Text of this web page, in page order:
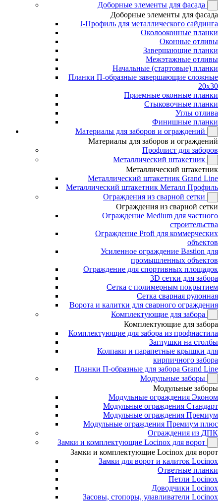
Доборные элементы для фасада
Доборные элементы для фасада
J-Профиль для металлического сайдинга
Околооконные планки
Оконные отливы
Завершающие планки
Межэтажные отливы
Начальные (стартовые) планки
Планки П-образные завершающие сложные
20x30
Приемные оконные планки
Стыковочные планки
Углы отлива
Финишные планки
Материалы для заборов и ограждений
Материалы для заборов и ограждений
Профлист для заборов
Металлический штакетник
Металлический штакетник
Металлический штакетник Grand Line
Металлический штакетник Металл Профиль
Ограждения из сварной сетки
Ограждения из сварной сетки
Ограждение Medium для частного
строительства
Ограждение Profi для коммерческих
объектов
Усиленное ограждение Bastion для
промышленных объектов
Ограждение для спортивных площадок
3D сетки для забора
Сетка с полимерным покрытием
Сетка сварная рулонная
Ворота и калитки для сварного ограждения
Комплектующие для забора
Комплектующие для забора
Комплектующие для забора из профнастила
Заглушки на столбы
Колпаки и парапетные крышки для
кирпичного забора
Планки П-образные для забора Grand Line
Модульные заборы
Модульные заборы
Модульные ограждения Эконом
Модульные ограждения Стандарт
Модульные ограждения Премиум
Модульные ограждения Премиум плюс
Ограждения из ДПК
Замки и комплектующие Locinox для ворот
Замки и комплектующие Locinox для ворот
Замки для ворот и калиток Locinox
Ответные планки
Петли Locinox
Доводчики Locinox
Засовы, стопоры, улавливатели Locinox